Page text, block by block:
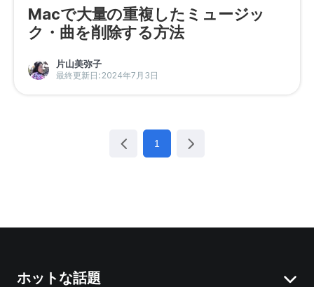
Macで大量の重複したミュージッ
ク・曲を削除する方法
片山美弥子
最終更新日: 2024年7月3日
1
ホットな話題